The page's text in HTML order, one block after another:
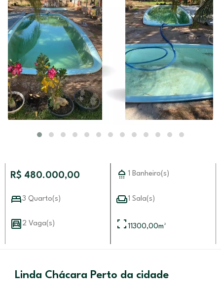
R$ 480.000,00 1 Banheiro(s)
3 Quarto(s) 1 Sala(s)
2 Vaga(s) 11300,00m²
Linda Chácara Perto da cidade